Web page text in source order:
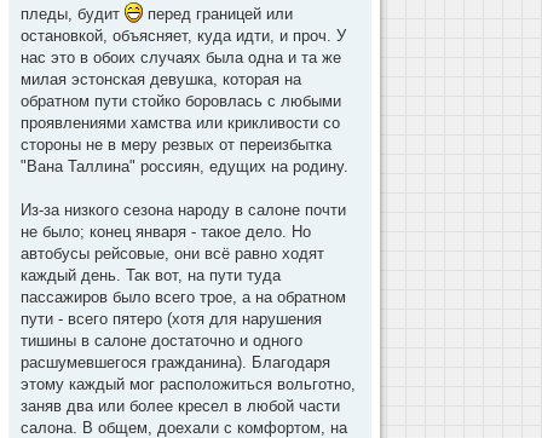
пледы, будит
перед границей или
остановкой, объясняет, куда идти, и проч. У
нас это в обоих случаях была одна и та же
милая эстонская девушка, которая на
обратном пути стойко боровлась с любыми
проявлениями хамства или крикливости со
стороны не в меру резвых от переизбытка
"Вана Таллина" россиян, едущих на родину.
Из-за низкого сезона народу в салоне почти
не было; конец января - такое дело. Но
автобусы рейсовые, они всё равно ходят
каждый день. Так вот, на пути туда
пассажиров было всего трое, а на обратном
пути - всего пятеро (хотя для нарушения
тишины в салоне достаточно и одного
расшумевшегося гражданина). Благодаря
этому каждый мог расположиться вольготно,
заняв два или более кресел в любой части
салона. В общем, доехали с комфортом, на